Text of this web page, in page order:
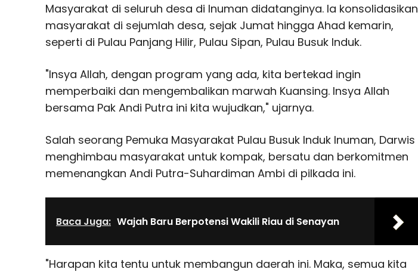
Masyarakat di seluruh desa di Inuman didatanginya. Ia konsolidasikan
masyarakat di sejumlah desa, sejak Jumat hingga Ahad kemarin,
seperti di Pulau Panjang Hilir, Pulau Sipan, Pulau Busuk Induk.
"Insya Allah, dengan program yang ada, kita bertekad ingin
memperbaiki dan mengembalikan marwah Kuansing. Insya Allah
bersama Pak Andi Putra ini kita wujudkan," ujarnya.
Salah seorang Pemuka Masyarakat Pulau Busuk Induk Inuman, Darwis
menghimbau masyarakat untuk kompak, bersatu dan berkomitmen
memenangkan Andi Putra-Suhardiman Ambi di pilkada ini.
Baca Juga: Wajah Baru Berpotensi Wakili Riau di Senayan
"Harapan kita tentu untuk membangun daerah ini. Maka, semua kita